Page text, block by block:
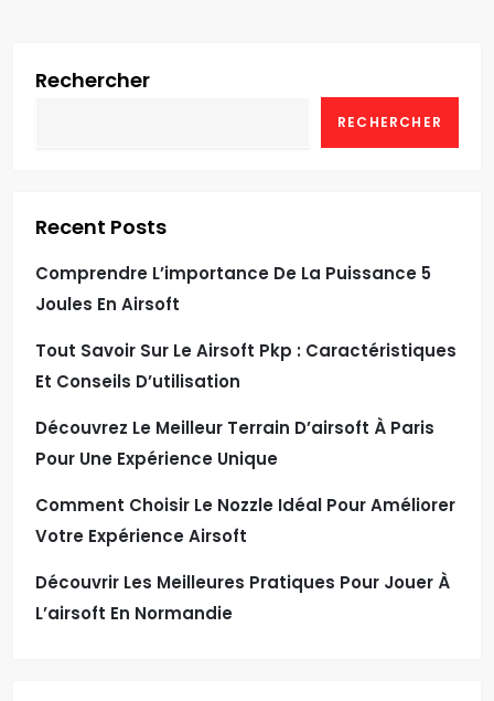
Rechercher
RECHERCHER
Recent Posts
Comprendre L’importance De La Puissance 5
Joules En Airsoft
Tout Savoir Sur Le Airsoft Pkp : Caractéristiques
Et Conseils D’utilisation
Découvrez Le Meilleur Terrain D’airsoft À Paris
Pour Une Expérience Unique
Comment Choisir Le Nozzle Idéal Pour Améliorer
Votre Expérience Airsoft
Découvrir Les Meilleures Pratiques Pour Jouer À
L’airsoft En Normandie